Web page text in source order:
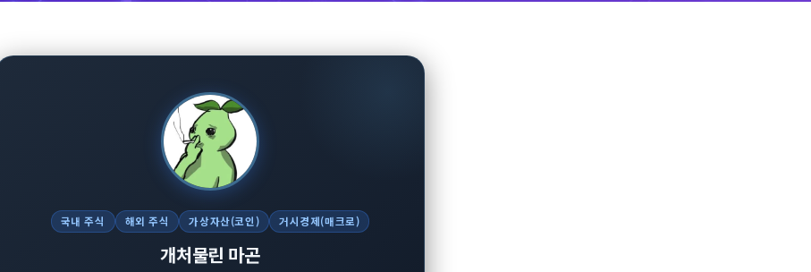
국내 주식 해외 주식 가상자산(코인) 거시경제(매크로)
개처물린 마곤